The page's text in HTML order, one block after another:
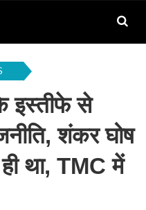
के इस्तीफे से
शंकर घोष
ही था, TMC में